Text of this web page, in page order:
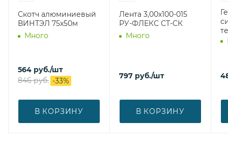
Скотч алюминиевый
ВИНТЭЛ 75х50м
Много
564 руб./шт
846руб. -33%
В КОРЗИНУ
Лента 3,00х100-015
РУ-ФЛЕКС СТ-СК
Много
797 руб./шт
В КОРЗИНУ